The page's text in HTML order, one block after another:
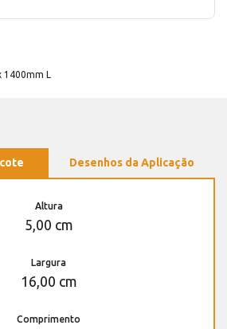
1400mm L
Desenhos da Aplicação
Altura
5,00 cm
Largura
16,00 cm
Comprimento